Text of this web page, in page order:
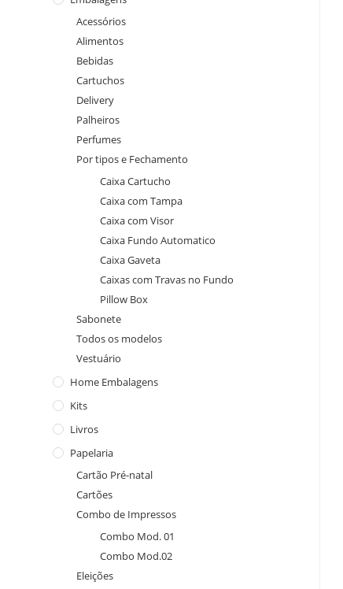
Acessórios
Alimentos
Bebidas
Cartuchos
Delivery
Palheiros
Perfumes
Por tipos e Fechamento
Caixa Cartucho
Caixa com Tampa
Caixa com Visor
Caixa Fundo Automatico
Caixa Gaveta
Caixas com Travas no Fundo
Pillow Box
Sabonete
Todos os modelos
Vestuário
Home Embalagens
Kits
Livros
Papelaria
Cartão Pré-natal
Cartões
Combo de Impressos
Combo Mod. 01
Combo Mod.02
Eleições